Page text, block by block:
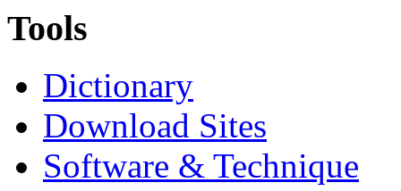
Tools
Dictionary
Download Sites
Software & Technique